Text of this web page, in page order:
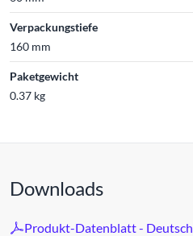
Verpackungstiefe
160 mm
Paketgewicht
0.37 kg
Downloads
Produkt-Datenblatt - Deutsch